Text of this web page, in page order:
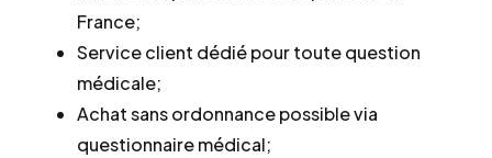
France;
Service client dédié pour toute question
médicale;
Achat sans ordonnance possible via
questionnaire médical;